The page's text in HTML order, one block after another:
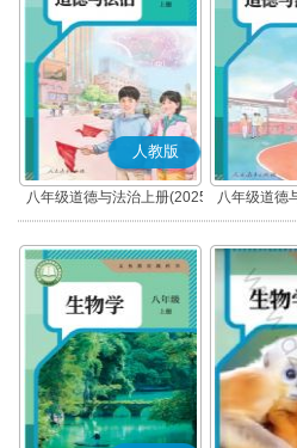
人教版
八年级道德与法治上册(2025
秋版)(部编版)
八年级道德
春版